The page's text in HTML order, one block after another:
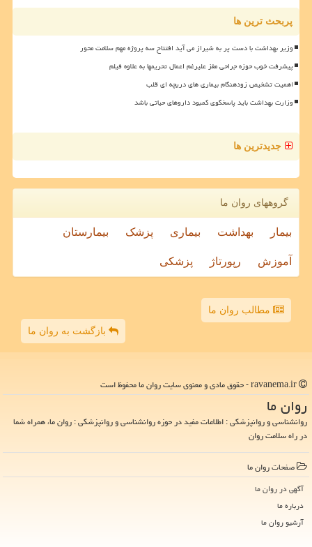
پربحث ترین ها
وزیر بهداشت با دست پر به شیراز می آید افتتاح سه پروژه مهم سلامت محور
پیشرفت خوب حوزه جراحی مغز علیرغم اعمال تحریمها به علاوه فیلم
اهمیت تشخیص زودهنگام بیماری های دریچه ای قلب
وزارت بهداشت باید پاسخگوی کمبود داروهای حیاتی باشد
جدیدترین ها
گروههای روان ما
بیمار بهداشت بیماری پزشک بیمارستان
آموزش رپورتاژ پزشکی
مطالب روان ما
بازگشت به روان ما
روان ما
روانشناسی و روانپزشکی : اطلاعات مفید در حوزه روانشناسی و روانپزشکی : روان ما، همراه شما
در راه سلامت روان
صفحات روان ما
آگهی در روان ما
درباره ما
آرشیو روان ما